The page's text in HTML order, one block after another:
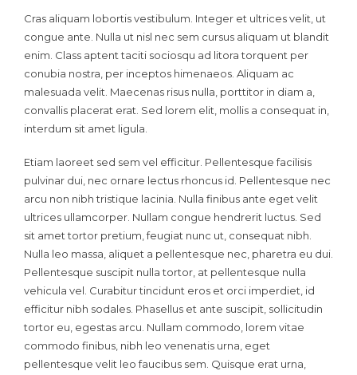
Cras aliquam lobortis vestibulum. Integer et ultrices velit, ut
congue ante. Nulla ut nisl nec sem cursus aliquam ut blandit
enim. Class aptent taciti sociosqu ad litora torquent per
conubia nostra, per inceptos himenaeos. Aliquam ac
malesuada velit. Maecenas risus nulla, porttitor in diam a,
convallis placerat erat. Sed lorem elit, mollis a consequat in,
interdum sit amet ligula.
Etiam laoreet sed sem vel efficitur. Pellentesque facilisis
pulvinar dui, nec ornare lectus rhoncus id. Pellentesque nec
arcu non nibh tristique lacinia. Nulla finibus ante eget velit
ultrices ullamcorper. Nullam congue hendrerit luctus. Sed
sit amet tortor pretium, feugiat nunc ut, consequat nibh.
Nulla leo massa, aliquet a pellentesque nec, pharetra eu dui.
Pellentesque suscipit nulla tortor, at pellentesque nulla
vehicula vel. Curabitur tincidunt eros et orci imperdiet, id
efficitur nibh sodales. Phasellus et ante suscipit, sollicitudin
tortor eu, egestas arcu. Nullam commodo, lorem vitae
commodo finibus, nibh leo venenatis urna, eget
pellentesque velit leo faucibus sem. Quisque erat urna,